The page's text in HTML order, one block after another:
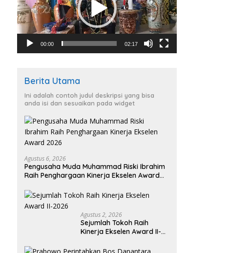
00:00 02:17
Berita Utama
Ini adalah contoh judul deskripsi yang bisa
anda isi dan sesuaikan pada widget
Agustus 6, 2026
Pengusaha Muda Muhammad Riski Ibrahim
Raih Penghargaan Kinerja Ekselen Award
Agustus 2, 2026
Sejumlah Tokoh Raih
Kinerja Ekselen Award II-